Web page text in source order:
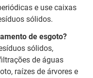
e use caixas
sólidos.
de esgoto?
sólidos,
de águas
raízes de árvores e